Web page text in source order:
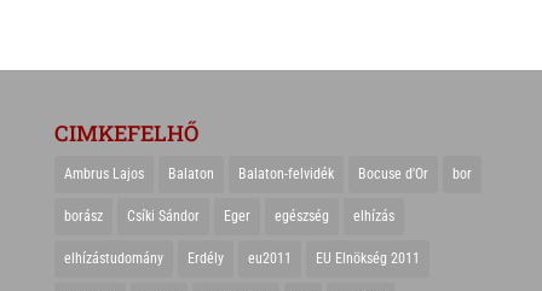
CIMKEFELHŐ
Ambrus Lajos Balaton Balaton-felvidék Bocuse d'Or bor
borász Csíki Sándor Eger egészség elhízás
elhízástudomány Erdély eu2011 EU Elnökség 2011